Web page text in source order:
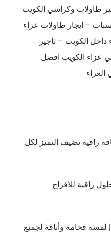
طاولات وكراسي الكويت
– ايجار طاولات عزاء
الكويت – تاجير
عزاء الكويت افضل
راقية تضيف التميز لكل
راقية للأفراح
لمسة فخامة وأناقة لجميع